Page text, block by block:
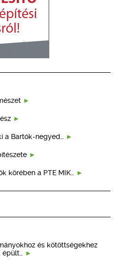
a Bartók-negyed…
körében a PTE MIK…
és kötöttségekhez